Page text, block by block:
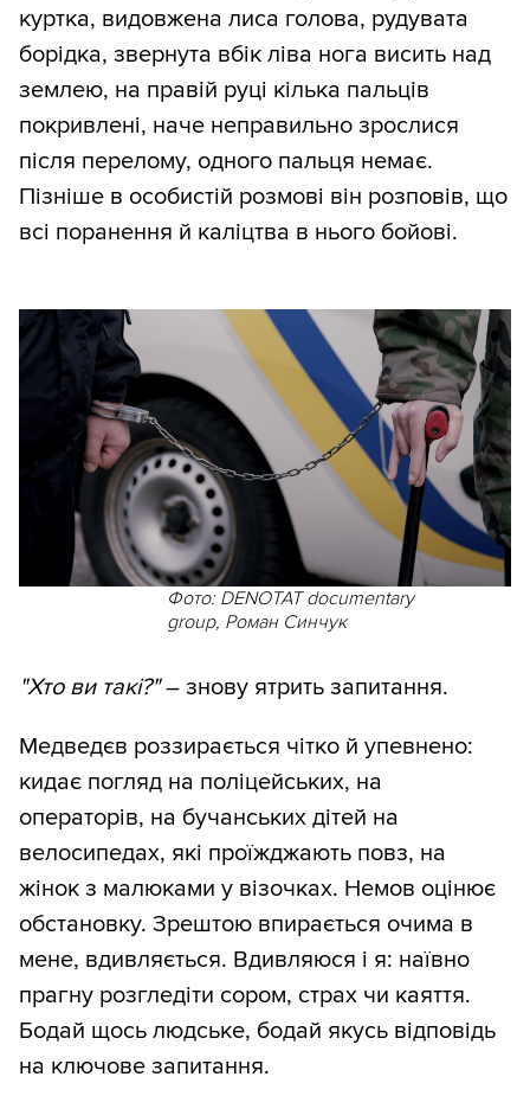
куртка, видовжена лиса голова, рудувата
борідка, звернута вбік ліва нога висить над
землею, на правій руці кілька пальців
покривлені, наче неправильно зрослися
після перелому, одного пальця немає.
Пізніше в особистій розмові він розповів, що
всі поранення й каліцтва в нього бойові.
Фото: DENOTAT documentary
group, Роман Синчук
"Хто ви такі?"– знову ятрить запитання.
Медведєв роззирається чітко й упевнено:
кидає погляд на поліцейських, на
операторів, на бучанських дітей на
велосипедах, які проїжджають повз, на
жінок з малюками у візочках. Немов оцінює
обстановку. Зрештою впирається очима в
мене, вдивляється. Вдивляюся і я: наївно
прагну розгледіти сором, страх чи каяття.
Бодай щось людське, бодай якусь відповідь
на ключове запитання.